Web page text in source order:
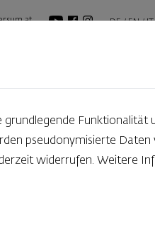
DE EN IT
Funktionalität
pseudonymisierte Daten
widerrufen. Weitere